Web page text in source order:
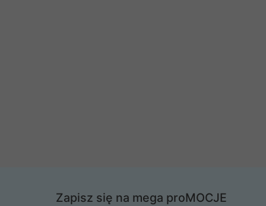
Zapisz się na mega proMOCJE